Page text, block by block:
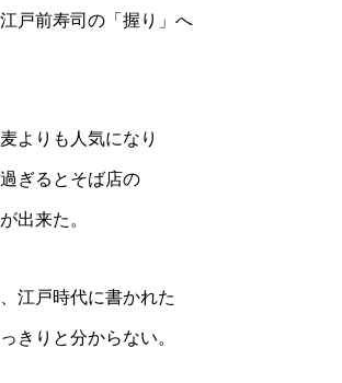
戸前寿司の「握り」へ
よりも人気になり
ぎるとそば店の
出来た。
江戸時代に書かれた
きりと分からない。